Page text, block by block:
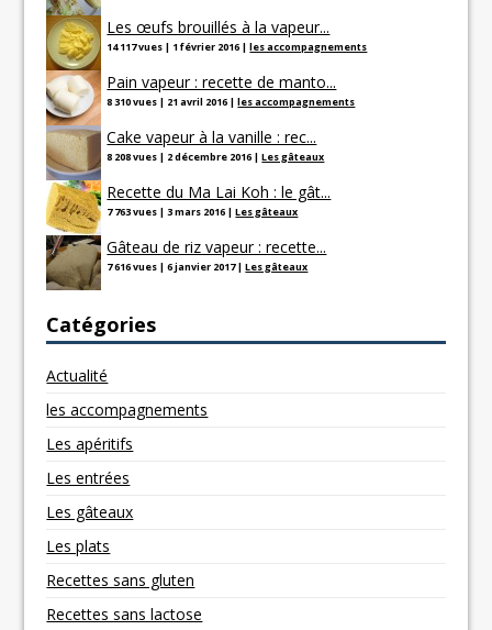
Les œufs brouillés à la vapeur...
14 117 vues | 1 février 2016 |les accompagnements
Pain vapeur : recette de manto...
8 310 vues | 21 avril 2016 |les accompagnements
Cake vapeur à la vanille : rec...
8 208 vues | 2 décembre 2016 |Les gâteaux
Recette du Ma Lai Koh : le gât...
7 763 vues |3 mars 2016 |Les gâteaux
Gâteau de riz vapeur : recette...
7 616 vues |6 janvier 2017|Les gâteaux
Catégories
Actualité
les accompagnements
Les apéritifs
Les entrées
Les gâteaux
Les plats
Recettes sans gluten
Recettes sans lactose